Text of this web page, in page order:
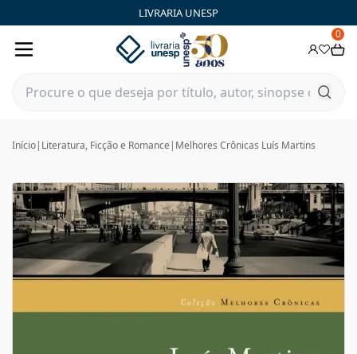
LIVRARIA UNESP
0
Início| Literatura, Ficção e Romance | Melhores Crônicas Luís Martins